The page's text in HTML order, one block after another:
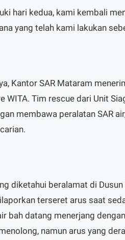
hari kedua, kami kembali
yang telah kami lakukan
Kantor SAR Mataram
WITA. Tim rescue dari Unit
membawa peralatan SAR
diketahui beralamat di
terseret arus saat
bah datang menerjang
namun arus yang